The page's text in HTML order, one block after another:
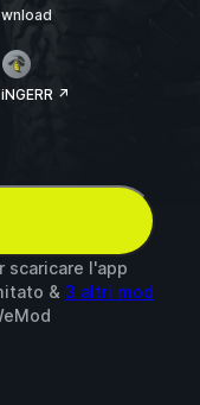
↗
scaricare l'app
& 3 altri mod